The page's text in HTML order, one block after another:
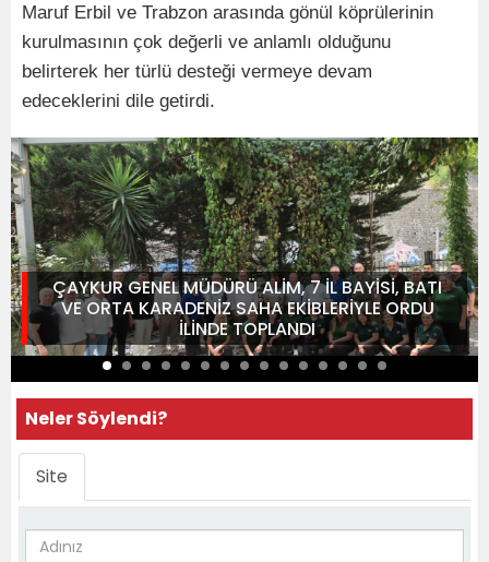
Maruf Erbil ve Trabzon arasında gönül köprülerinin
kurulmasının çok değerli ve anlamlı olduğunu
belirterek her türlü desteği vermeye devam
edeceklerini dile getirdi.
ÇAYKUR GENEL MÜDÜRÜ ALİM, 7 İL BAYİSİ, BATI
VE ORTA KARADENİZ SAHA EKİBLERİYLE ORDU
İLİNDE TOPLANDI
Neler Söylendi?
Site